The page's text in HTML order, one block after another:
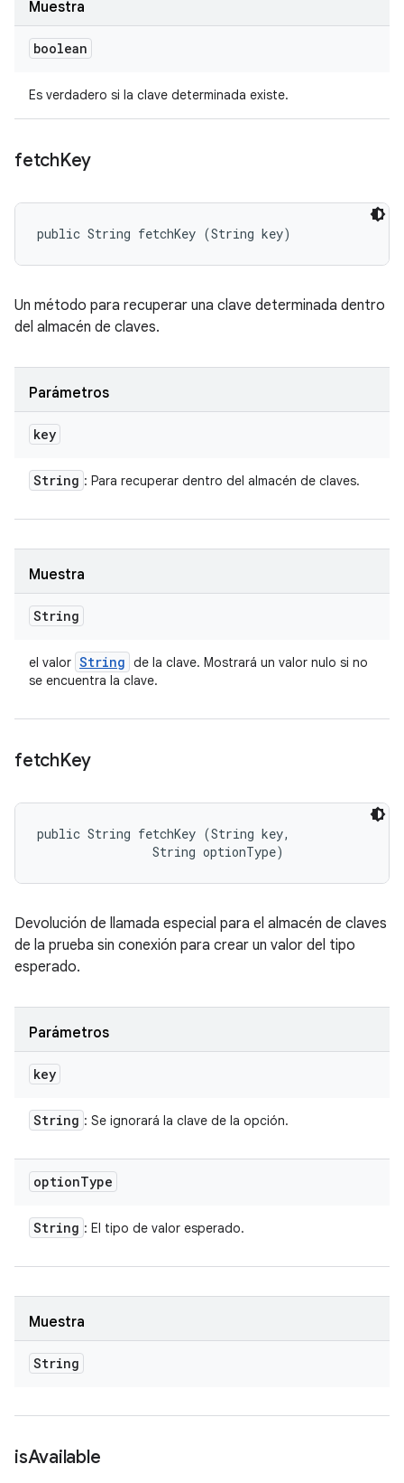
Muestra
boolean
Es verdadero si la clave determinada existe.
fetchKey
public String fetchKey (String key)
Un método para recuperar una clave determinada dentro
del almacén de claves.
Parámetros
key
String : Para recuperar dentro del almacén de claves.
Muestra
String
el valor String de la clave. Mostrará un valor nulo si no
se encuentra la clave.
fetchKey
public String fetchKey (String key,
                String optionType)
Devolución de llamada especial para el almacén de claves
de la prueba sin conexión para crear un valor del tipo
esperado.
Parámetros
key
String : Se ignorará la clave de la opción.
optionType
String : El tipo de valor esperado.
Muestra
String
isAvailable